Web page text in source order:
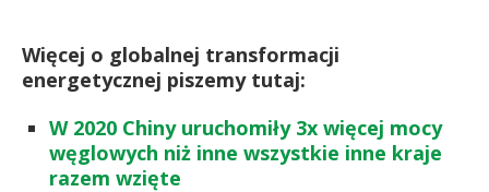
Więcej o globalnej transformacji
energetycznej piszemy tutaj:
W 2020 Chiny uruchomiły 3x więcej mocy
węglowych niż inne wszystkie inne kraje
razem wzięte